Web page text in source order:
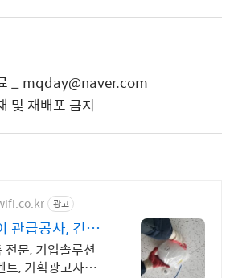
_ mqday@naver.com
및 재배포 금지
광고
관급공사, 건설
문, 기업솔루션
트, 기획광고사례